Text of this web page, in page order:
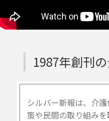
1987年創刊
シルバー新報は、介
策や民間の取り組みを